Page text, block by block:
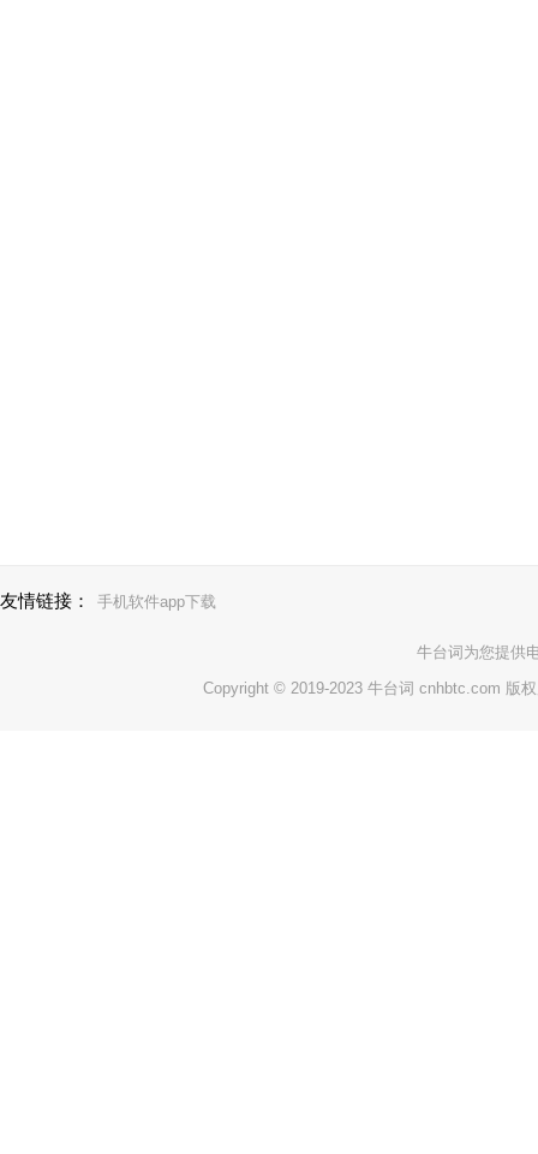
友情链接： 手机软件app下载
牛台词 为您提供
Copyright © 2019-2023 牛台词 cnhbtc.com 版